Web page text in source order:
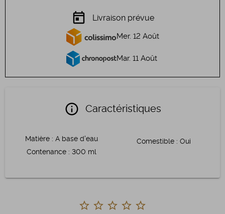
today Livraison prévue
Mer. 12 Août
Mar. 11 Août
info Caractéristiques
Matière : A base d'eau
Contenance : 300 ml
Comestible: Oui